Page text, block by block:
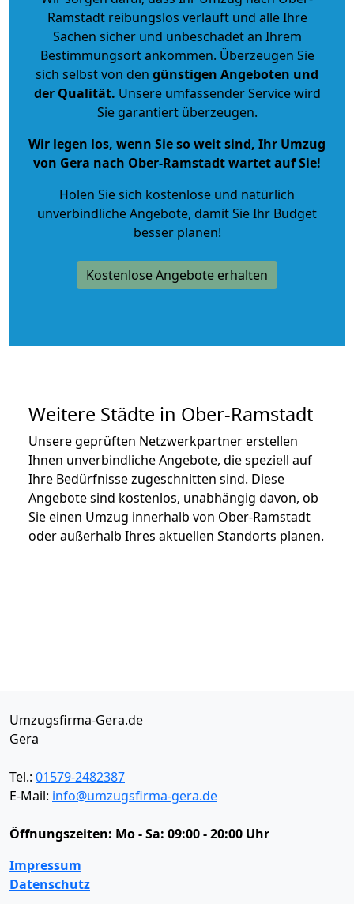
Ramstadt reibungslos verläuft und alle Ihre
Sachen sicher und unbeschadet an Ihrem
Bestimmungsort ankommen. Überzeugen Sie
sich selbst von den günstigen Angeboten und
der Qualität. Unsere umfassender Service wird
Sie garantiert überzeugen.
Wir legen los, wenn Sie so weit sind, Ihr Umzug
von Gera nach Ober-Ramstadt wartet auf Sie!
Holen Sie sich kostenlose und natürlich
unverbindliche Angebote, damit Sie Ihr Budget
besser planen!
Kostenlose Angebote erhalten
Weitere Städte in Ober-Ramstadt
Unsere geprüften Netzwerkpartner erstellen
Ihnen unverbindliche Angebote, die speziell auf
Ihre Bedürfnisse zugeschnitten sind. Diese
Angebote sind kostenlos, unabhängig davon, ob
Sie einen Umzug innerhalb von Ober-Ramstadt
oder außerhalb Ihres aktuellen Standorts planen.
Umzugsfirma-Gera.de
Gera
Tel.: 01579-2482387
E-Mail: info@umzugsfirma-gera.de
Öffnungszeiten: Mo - Sa: 09:00 - 20:00 Uhr
Impressum
Datenschutz